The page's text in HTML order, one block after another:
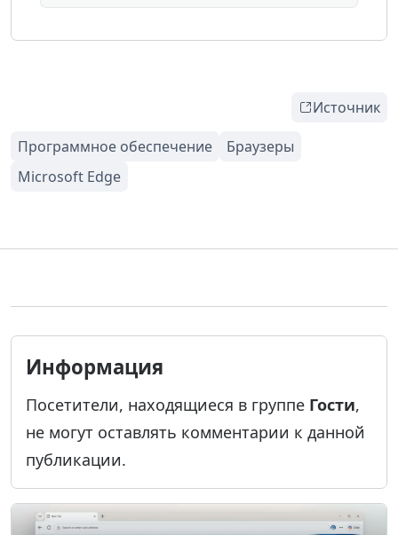
Источник
Информация
Посетители, находящиеся в группе Гости,
не могут оставлять комментарии к данной
публикации.